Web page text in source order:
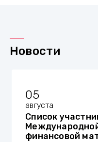
Новости
05
августа
Список
финансовой